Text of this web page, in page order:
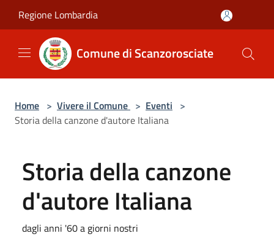
Regione Lombardia
Comune di Scanzorosciate
Home > Vivere il Comune > Eventi >
Storia della canzone d'autore Italiana
Storia della canzone
d'autore Italiana
dagli anni '60 a giorni nostri